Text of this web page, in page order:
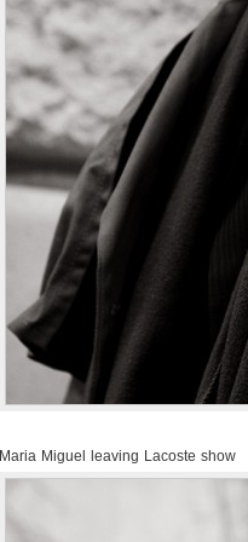
Maria Miguel leaving Lacoste show